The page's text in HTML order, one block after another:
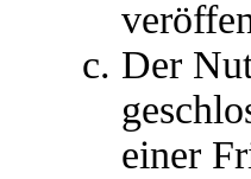
Der
einer